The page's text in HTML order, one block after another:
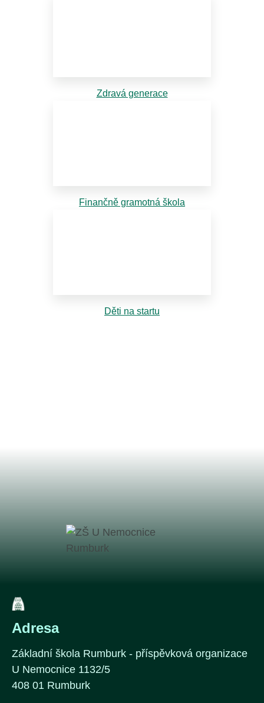
Zdravá generace
Finančně gramotná škola
Děti na startu
Adresa
Základní škola Rumburk - příspěvková organizace
U Nemocnice 1132/5
408 01 Rumburk